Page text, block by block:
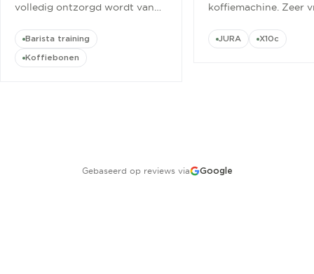
volledig ontzorgd wordt van
cursus.”
Barista training
Koffiebonen
koffiemachine. Zeer
JURA X10c
Gebaseerd op reviews via Google